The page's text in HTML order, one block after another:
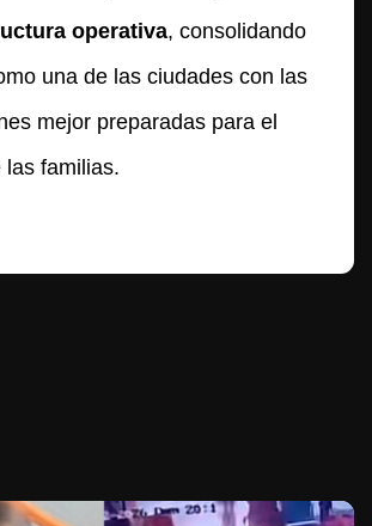
operativa, consolidando
una de las ciudades con las
mejor preparadas para el
las familias.